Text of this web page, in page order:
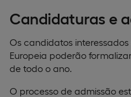
Candidaturas e
Os candidatos
Europeia poderão
de todo o ano.
O processo de admissão